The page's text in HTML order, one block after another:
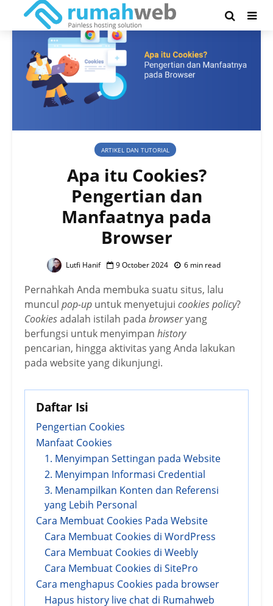
ARTIKEL DAN TUTORIAL
Apa itu Cookies?
Pengertian dan
Manfaatnya pada
Browser
Lutfi Hanif 9 October 2024 6 min read
Pernahkah Anda membuka suatu situs, lalu
muncul pop-up untuk menyetujui cookies policy?
Cookiesadalah istilah pada browseryang
berfungsi untuk menyimpan history
pencarian, hingga aktivitas yang Anda lakukan
pada website yang dikunjungi.
Daftar Isi
Pengertian Cookies
Manfaat Cookies
1. Menyimpan Settingan pada Website
2. Menyimpan Informasi Credential
3. Menampilkan Konten dan Referensi
yang Lebih Personal
Cara Membuat Cookies Pada Website
Cara Membuat Cookies di WordPress
Cara Membuat Cookies di Weebly
Cara Membuat Cookies di SitePro
Cara menghapus Cookies pada browser
Hapus history live chat di Rumahweb